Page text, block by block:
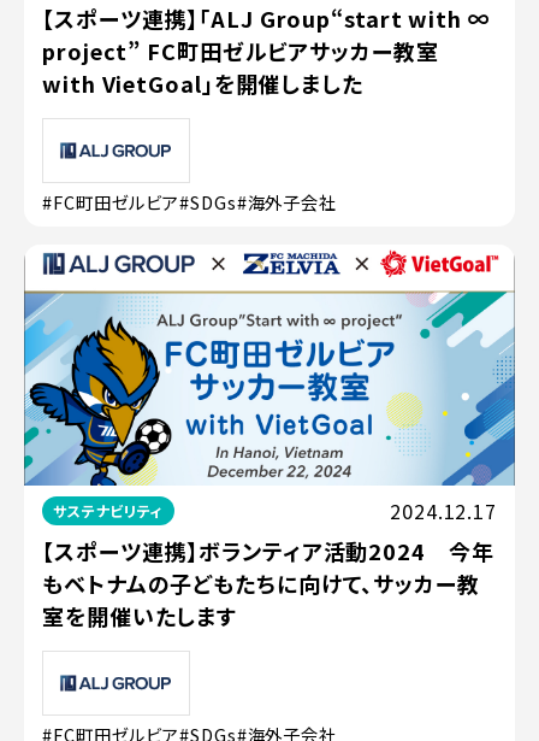
【スポーツ連携】「ALJ Group“start with ∞
project” FC町田ゼルビアサッカー教室
with VietGoal」を開催しました
#FC町田ゼルビア#SDGs#海外子会社
サステナビリティ 2024.12.17
【スポーツ連携】ボランティア活動2024 今年
もベトナムの子どもたちに向けて、サッカー教
室を開催いたします
#FC町田ゼルビア#SDGs#海外子会社